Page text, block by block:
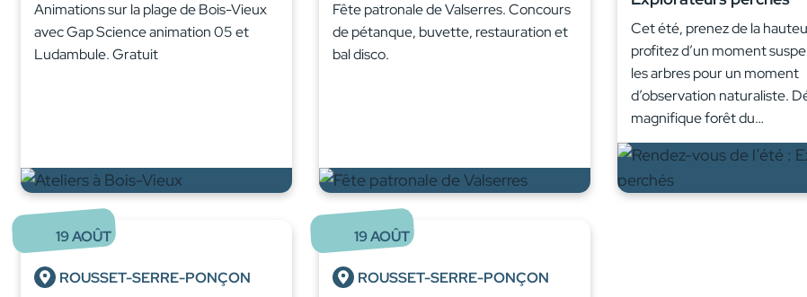
Animations sur la plage de Bois-Vieux
avec Gap Science animation 05 et
Ludambule. Gratuit
Fête patronale de Valserres. Concours
de pétanque, buvette, restauration et
bal disco.
Cet été, prenez de la
profitez d’un moment
les arbres pour un moment
d’observation naturaliste.
magnifique forêt du…
19AOÛT
ROUSSET-SERRE-PONÇON
19AOÛT
ROUSSET-SERRE-PONÇON